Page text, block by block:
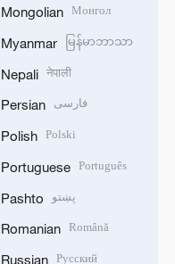
Mongolian Монгол
Myanmar မြန်မာဘာသာ
Nepali नेपाली
Persian فارسی
Polish Polski
Portuguese Português
Pashto پښتو
Romanian Română
Russian Русский